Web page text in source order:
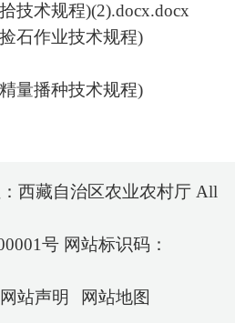
技术规程)(2).docx.docx
石作业技术规程)
量播种技术规程)
西藏自治区农业农村厅 All
号 网站标识码：
网站声明 网站地图